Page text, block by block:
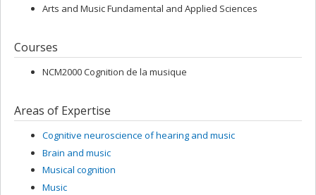
Arts and Music Fundamental and Applied Sciences
Courses
NCM2000 Cognition de la musique
Areas of Expertise
Cognitive neuroscience of hearing and music
Brain and music
Musical cognition
Music